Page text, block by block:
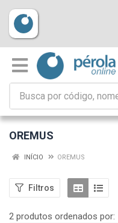
OREMUS
INÍCIO OREMUS
Filtros
2 produtos ordenados por: